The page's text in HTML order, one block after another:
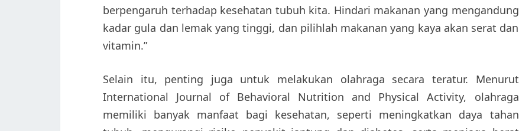
berpengaruh terhadap kesehatan tubuh kita. Hindari makanan yang mengandung
kadar gula dan lemak yang tinggi, dan pilihlah makanan yang kaya akan serat dan
vitamin.”
Selain itu, penting juga untuk melakukan olahraga secara teratur. Menurut
International Journal of Behavioral Nutrition and Physical Activity, olahraga
memiliki banyak manfaat bagi kesehatan, seperti meningkatkan daya tahan